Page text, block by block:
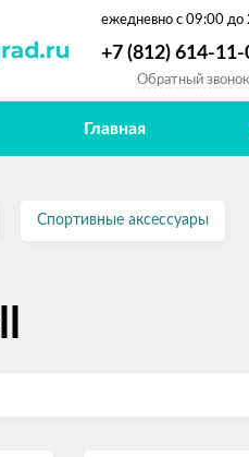
ежедневно с 09:00 до
+7 (812) 614-11-
Обратный звонок
Главная
Спортивные аксессуары